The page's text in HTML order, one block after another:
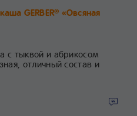
GERBER® «Овсяная
с тыквой и абрикосом
отличный состав и